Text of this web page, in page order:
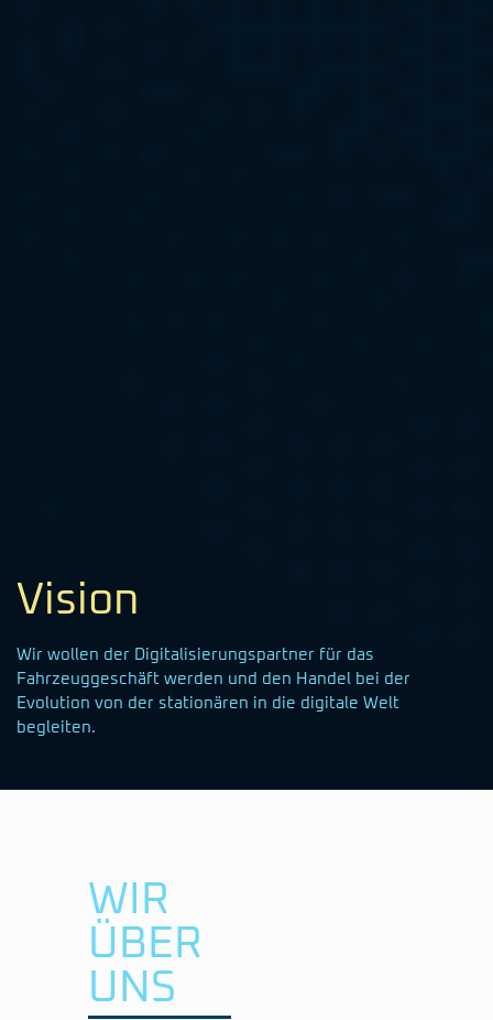
Vision
Wir wollen der Digitalisierungspartner für das
Fahrzeuggeschäft werden und den Handel bei der
Evolution von der stationären in die digitale Welt
begleiten.
WIR
ÜBER
UNS